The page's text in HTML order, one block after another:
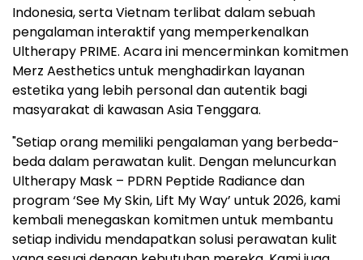
Indonesia, serta Vietnam terlibat dalam sebuah
pengalaman interaktif yang memperkenalkan
Ultherapy PRIME. Acara ini mencerminkan komitmen
Merz Aesthetics untuk menghadirkan layanan
estetika yang lebih personal dan autentik bagi
masyarakat di kawasan Asia Tenggara.
"Setiap orang memiliki pengalaman yang berbeda-
beda dalam perawatan kulit. Dengan meluncurkan
Ultherapy Mask – PDRN Peptide Radiance dan
program ‘See My Skin, Lift My Way’ untuk 2026, kami
kembali menegaskan komitmen untuk membantu
setiap individu mendapatkan solusi perawatan kulit